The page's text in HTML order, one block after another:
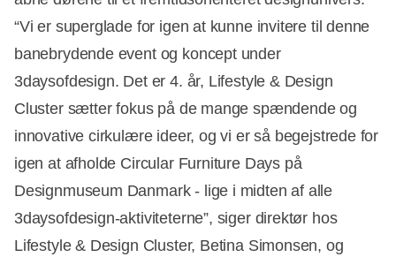
“Vi er superglade for igen at kunne invitere til denne
banebrydende event og koncept under
3daysofdesign. Det er 4. år, Lifestyle & Design
Cluster sætter fokus på de mange spændende og
innovative cirkulære ideer, og vi er så begejstrede for
igen at afholde Circular Furniture Days på
Designmuseum Danmark - lige i midten af alle
3daysofdesign-aktiviteterne”, siger direktør hos
Lifestyle & Design Cluster, Betina Simonsen, og